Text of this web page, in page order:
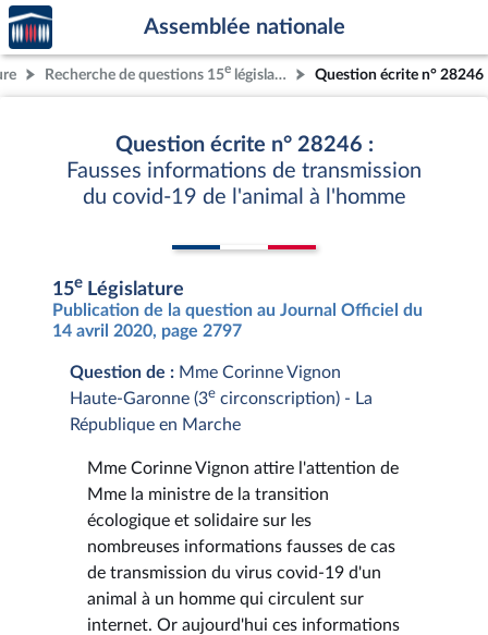
Aller au contenu
Aller en bas de la page
Accèder
à la
page
d'accueil
Assemblée nationale
Recherche de questions 15e législature Question écrite n° 28246
Question écrite n° 28246 :
Fausses informations de transmission
du covid-19 de l'animal à l'homme
15e Législature
Publication de la question au Journal Officiel du
14 avril 2020, page 2797
Question de : Mme Corinne Vignon
Haute-Garonne (3e circonscription) - La
République en Marche
Mme Corinne Vignon attire l'attention de
Mme la ministre de la transition
écologique et solidaire sur les
nombreuses informations fausses de cas
de transmission du virus covid-19 d'un
animal à un homme qui circulent sur
internet. Or aujourd'hui ces informations